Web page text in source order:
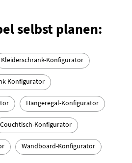
selbst planen:
Kleiderschrank-Konfigurator
Konfigurator
Hängeregal-Konfigurator
Couchtisch-Konfigurator
Wandboard-Konfigurator